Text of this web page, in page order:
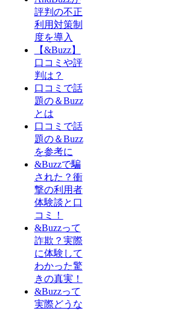
評判の不正
利用対策制
度を導入
【&Buzz】
口コミや評
判は？
口コミで話
題の＆Buzz
とは
口コミで話
題の＆Buzz
を参考に
&Buzzで騙
された？衝
撃の利用者
体験談と口
コミ！
&Buzzって
詐欺？実際
に体験して
わかった驚
きの真実！
&Buzzって
実際どうな